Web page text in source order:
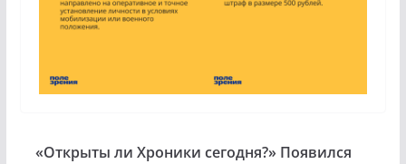
«Открыты ли Хроники сегодня?» Появился